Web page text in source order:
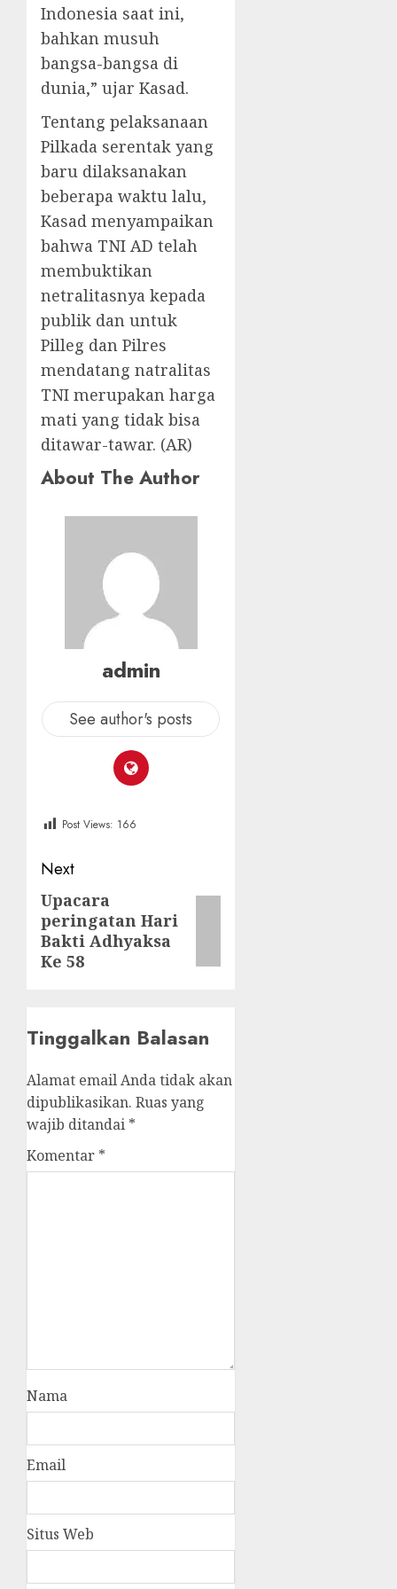
Indonesia saat ini,
bahkan musuh
bangsa-bangsa di
dunia,” ujar Kasad.
Tentang pelaksanaan
Pilkada serentak yang
baru dilaksanakan
beberapa waktu lalu,
Kasad menyampaikan
bahwa TNI AD telah
membuktikan
netralitasnya kepada
publik dan untuk
Pilleg dan Pilres
mendatang natralitas
TNI merupakan harga
mati yang tidak bisa
ditawar-tawar. (AR)
About The Author
admin
See author's posts
Post Views: 166
Post
navigation
Next
Next
post:
Upacara
peringatan Hari
Bakti Adhyaksa
Ke 58
Tinggalkan Balasan
Alamat email Anda tidak akan
dipublikasikan. Ruas yang
wajib ditandai *
Komentar *
Nama
Email
Situs Web